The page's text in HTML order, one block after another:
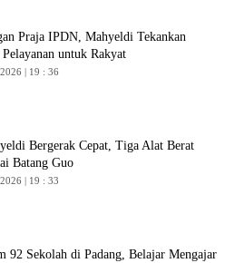
Praja IPDN, Mahyeldi Tekankan
untuk Rakyat
| 19 : 36
Bergerak Cepat, Tiga Alat Berat
Batang Guo
| 19 : 33
92 Sekolah di Padang, Belajar Mengajar